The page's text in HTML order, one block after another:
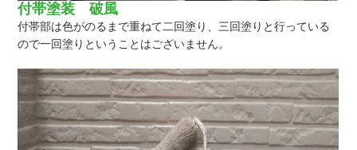
付帯塗装 破風
付帯部は色がのるまで重ねて二回塗り、三回塗りと行っている
ので一回塗りということはございません。